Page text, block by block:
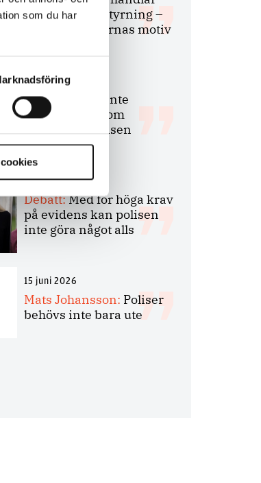
som du har
om kunskapsstyrning –
inte om forskarnas motiv
8 juli 2026
Replik:
Det är inte
evidenskrav som
bakbinder polisen
7 juli 2026
Debatt:Med för höga krav
på evidens kan polisen
inte göra något alls
15 juni 2026
Mats Johansson: Poliser
behövs inte bara ute